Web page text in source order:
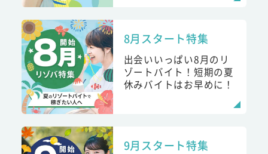
8月スタート特集
出会いいっぱい8月のリ
ゾートバイト！短期の夏
休みバイトはお早めに！
9月スタート特集